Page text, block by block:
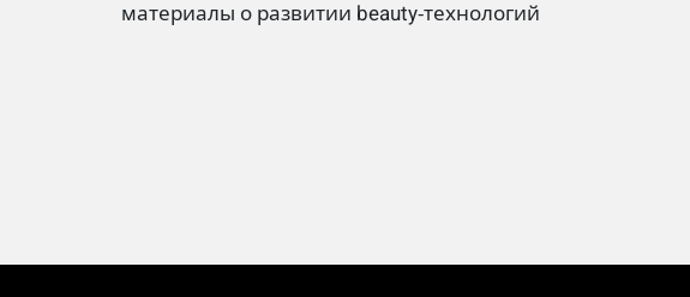
материалы о развитии beauty‑технологий